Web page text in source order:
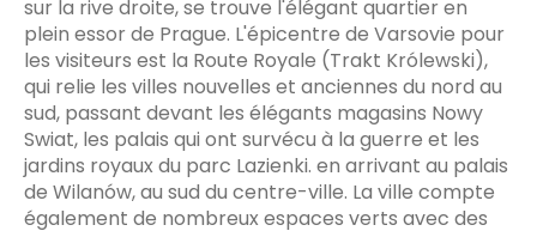
sur la rive droite, se trouve l'élégant quartier en
plein essor de Prague. L'épicentre de Varsovie pour
les visiteurs est la Route Royale (Trakt Królewski),
qui relie les villes nouvelles et anciennes du nord au
sud, passant devant les élégants magasins Nowy
Swiat, les palais qui ont survécu à la guerre et les
jardins royaux du parc Lazienki. en arrivant au palais
de Wilanów, au sud du centre-ville. La ville compte
également de nombreux espaces verts avec des